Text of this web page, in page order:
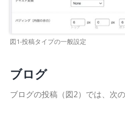
図1-投稿タイプの一般設定
ブログ
ブログの投稿（図2）では、次